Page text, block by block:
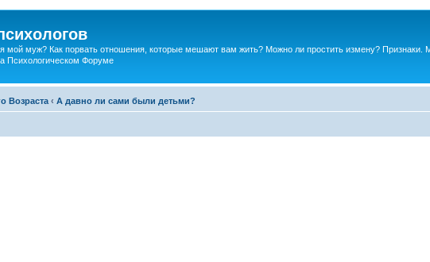
мой муж? Как порвать отношения, которые мешают вам жить? Можно ли простить измену? Признаки.
Психологическом Форуме
Возраста ‹ А давно ли сами были детьми?